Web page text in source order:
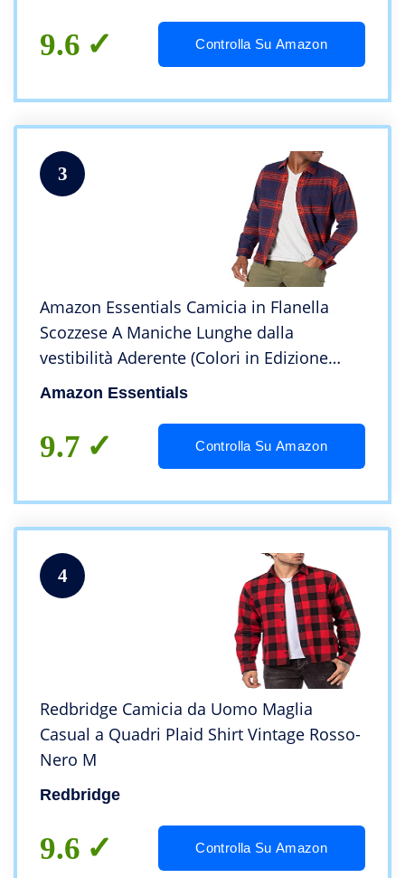
9.6 Controlla Su Amazon
3
Amazon Essentials Camicia in Flanella
Scozzese A Maniche Lunghe dalla
vestibilità Aderente (Colori in Edizione
Limitata) Uomo, Navy/Orange, Large Plaid,
Amazon Essentials
9.7 Controlla Su Amazon
4
Redbridge Camicia da Uomo Maglia
Casual a Quadri Plaid Shirt Vintage Rosso-
Nero M
Redbridge
9.6 Controlla Su Amazon